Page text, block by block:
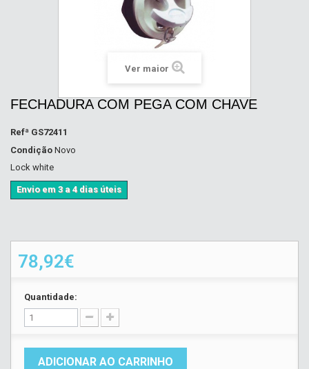
Ver maior
FECHADURA COM PEGA COM CHAVE
Refª GS72411
Condição Novo
Lock white
Envio em 3 a 4 dias úteis
78,92€
Quantidade:
ADICIONAR AO CARRINHO